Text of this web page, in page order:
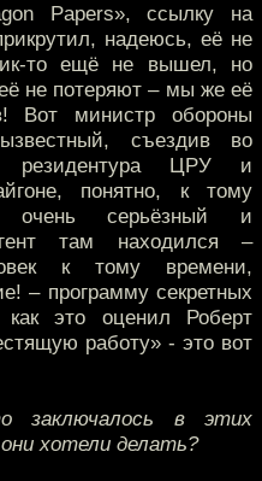
Papers», ссылку на
надеюсь, её не
то ещё не вышел, но
не потеряют – мы же её
Вот министр обороны
съездив во
резидентура ЦРУ и
понятно, к тому
серьёзный и
там находился –
к тому времени,
– программу секретных
это оценил Роберт
работу» - это вот
заключалось в этих
хотели делать?